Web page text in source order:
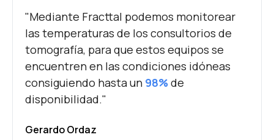
"Mediante Fracttal podemos monitorear
las temperaturas de los consultorios de
tomografía, para que estos equipos se
encuentren en las condiciones idóneas
consiguiendo hasta un 98%de
disponibilidad."
Gerardo Ordaz